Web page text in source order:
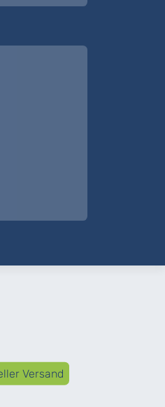
Versand